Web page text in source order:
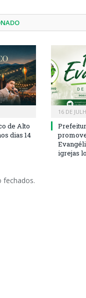
de Alto
dias 14
16 DE
promove
igrejas
fechados.